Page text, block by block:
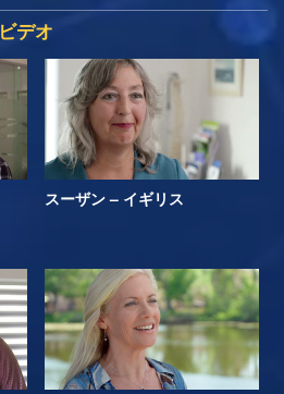
ビデオ
スーザン – イギリス